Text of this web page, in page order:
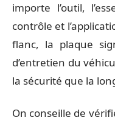
importe l’outil,
contrôle et
flanc, la plaque
d’entretien du
la sécurité que la
On conseille de